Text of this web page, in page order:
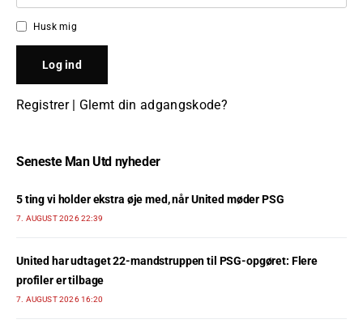
Husk mig
Registrer| Glemt din adgangskode?
Seneste Man Utd nyheder
5 ting vi holder ekstra øje med, når United møder PSG
7. AUGUST 2026 22:39
United har udtaget 22-mandstruppen til PSG-opgøret: Flere
profiler er tilbage
7. AUGUST 2026 16:20